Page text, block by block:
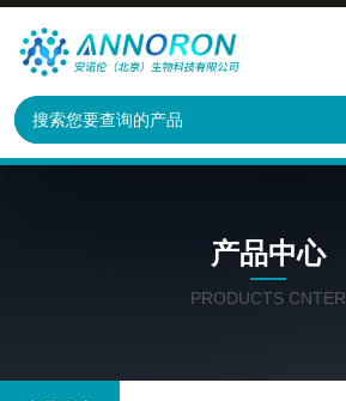
产品中心
PRODUCTS CNTER